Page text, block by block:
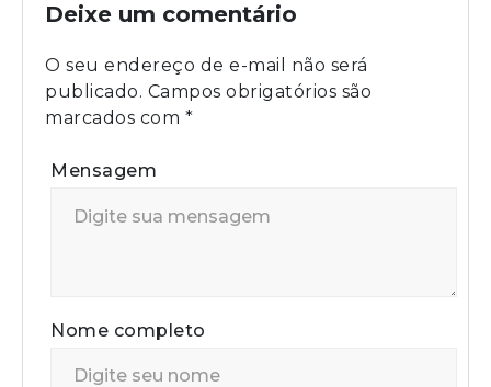
Deixe um comentário
O seu endereço de e-mail não será
publicado. Campos obrigatórios são
marcados com *
Mensagem
Nome completo